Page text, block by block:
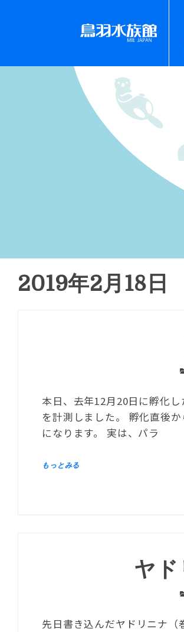
2019年2月18日
本日、去年12月20日に孵化
を計測しました。 孵化直後
になります。 実は、パラ
ヤ
先日書き込んだヤドリニナ（